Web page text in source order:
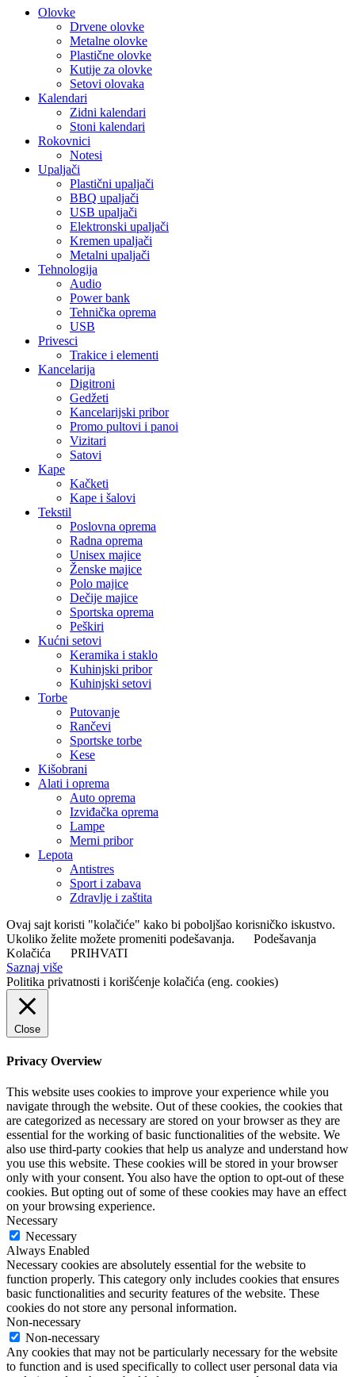
Olovke
Drvene olovke
Metalne olovke
Plastične olovke
Kutije za olovke
Setovi olovaka
Kalendari
Zidni kalendari
Stoni kalendari
Rokovnici
Notesi
Upaljači
Plastični upaljači
BBQ upaljači
USB upaljači
Elektronski upaljači
Kremen upaljači
Metalni upaljači
Tehnologija
Audio
Power bank
Tehnička oprema
USB
Privesci
Trakice i elementi
Kancelarija
Digitroni
Gedžeti
Kancelarijski pribor
Promo pultovi i panoi
Vizitari
Satovi
Kape
Kačketi
Kape i šalovi
Tekstil
Poslovna oprema
Radna oprema
Unisex majice
Ženske majice
Polo majice
Dečije majice
Sportska oprema
Peškiri
Kućni setovi
Keramika i staklo
Kuhinjski pribor
Kuhinjski setovi
Torbe
Putovanje
Rančevi
Sportske torbe
Kese
Kišobrani
Alati i oprema
Auto oprema
Izviđačka oprema
Lampe
Merni pribor
Lepota
Antistres
Sport i zabava
Zdravlje i zaštita
Ovaj sajt koristi "kolačiće" kako bi poboljšao korisničko iskustvo.
Ukoliko želite možete promeniti podešavanja.
Podešavanja
Kolačića
PRIHVATI
Saznaj više
Politika privatnosti i korišćenje kolačića (eng. cookies)
Close
Privacy Overview
This website uses cookies to improve your experience while you
navigate through the website. Out of these cookies, the cookies that
are categorized as necessary are stored on your browser as they are
essential for the working of basic functionalities of the website. We
also use third-party cookies that help us analyze and understand how
you use this website. These cookies will be stored in your browser
only with your consent. You also have the option to opt-out of these
cookies. But opting out of some of these cookies may have an effect
on your browsing experience.
Necessary
Necessary
Always Enabled
Necessary cookies are absolutely essential for the website to
function properly. This category only includes cookies that ensures
basic functionalities and security features of the website. These
cookies do not store any personal information.
Non-necessary
Non-necessary
Any cookies that may not be particularly necessary for the website
to function and is used specifically to collect user personal data via